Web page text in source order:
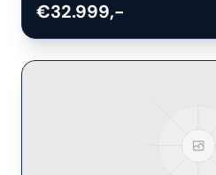
€32.999,-